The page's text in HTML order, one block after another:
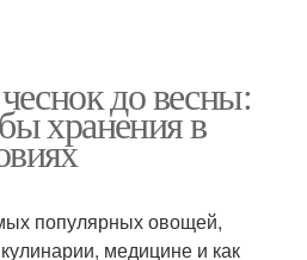
до весны:
хранения в
популярных овощей,
медицине и как